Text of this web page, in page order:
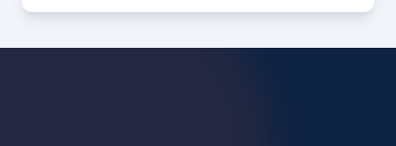
Bedrijvigheid in Terheijden
(2025)